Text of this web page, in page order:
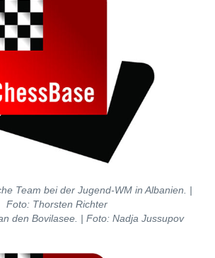
Team bei der Jugend-WM in Albanien. |
Foto: Thorsten Richter
den Bovilasee. | Foto: Nadja Jussupov